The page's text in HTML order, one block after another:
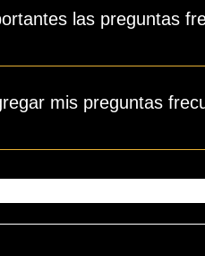
las preguntas
son una excelente manera
mis preguntas
su administrador para